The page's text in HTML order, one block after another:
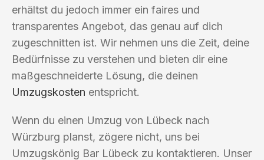
erhältst du jedoch immer ein faires und
transparentes Angebot, das genau auf dich
zugeschnitten ist. Wir nehmen uns die Zeit, deine
Bedürfnisse zu verstehen und bieten dir eine
maßgeschneiderte Lösung, die deinen
Umzugskosten entspricht.
Wenn du einen Umzug von Lübeck nach
Würzburg planst, zögere nicht, uns bei
Umzugskönig Bar Lübeck zu kontaktieren. Unser